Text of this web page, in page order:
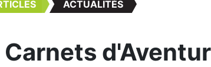
ACTUALITÉS
Carnets